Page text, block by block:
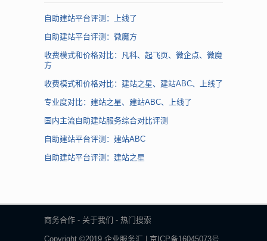
自助建站平台评测：上线了
自助建站平台评测：微魔方
收费模式和价格对比：凡科、起飞页、微企点、微魔
方
收费模式和价格对比：建站之星、建站ABC、上线了
专业度对比：建站之星、建站ABC、上线了
国内主流自助建站服务综合对比评测
自助建站平台评测：建站ABC
自助建站平台评测：建站之星
商务合作 - 关于我们 - 热门搜索
Copyright ©2019 企业服务汇 | 京ICP备16045073号